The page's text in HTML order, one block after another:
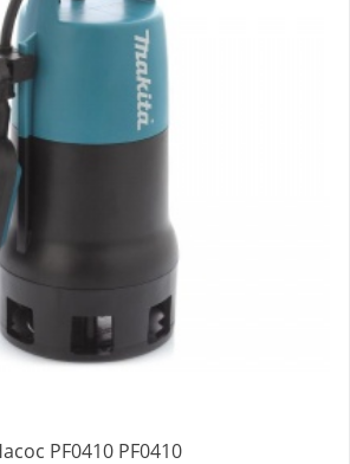
PF0410 PF0410